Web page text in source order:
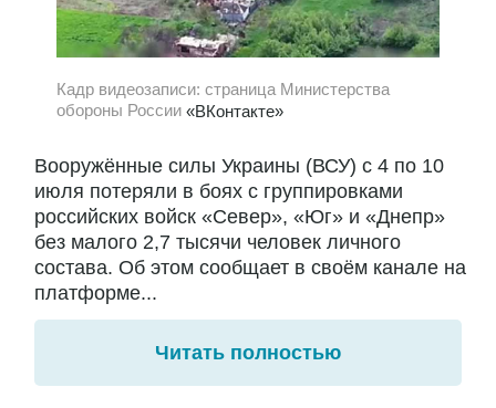
Кадр видеозаписи: страница Министерства
обороны России «ВКонтакте»
Вооружённые силы Украины (ВСУ) с 4 по 10
июля потеряли в боях с группировками
российских войск «Север», «Юг» и «Днепр»
без малого 2,7 тысячи человек личного
состава. Об этом сообщает в своём канале на
платформе...
Читать полностью